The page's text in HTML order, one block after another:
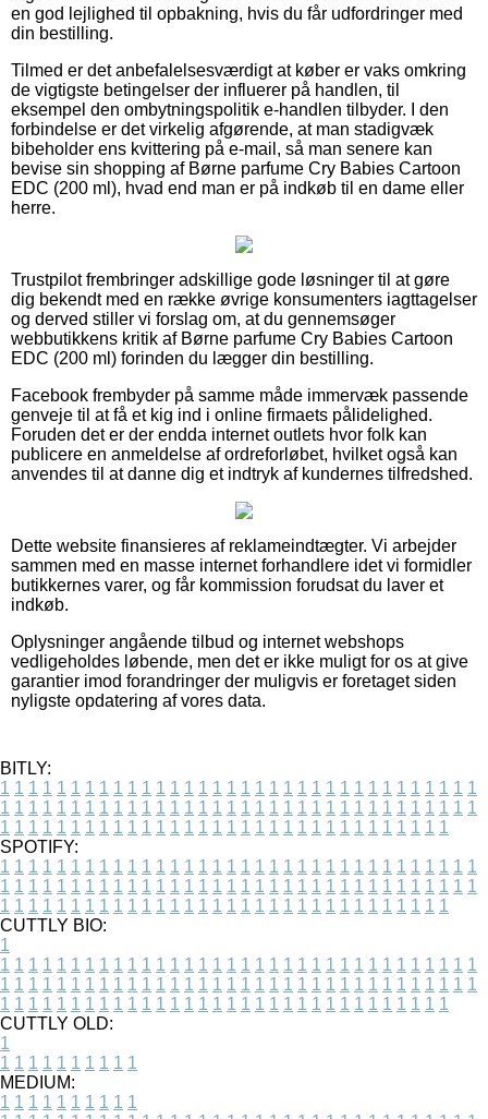
en god lejlighed til opbakning, hvis du får udfordringer med
din bestilling.
Tilmed er det anbefalelsesværdigt at køber er vaks omkring
de vigtigste betingelser der influerer på handlen, til
eksempel den ombytningspolitik e-handlen tilbyder. I den
forbindelse er det virkelig afgørende, at man stadigvæk
bibeholder ens kvittering på e-mail, så man senere kan
bevise sin shopping af Børne parfume Cry Babies Cartoon
EDC (200 ml), hvad end man er på indkøb til en dame eller
herre.
Trustpilot frembringer adskillige gode løsninger til at gøre
dig bekendt med en række øvrige konsumenters iagttagelser
og derved stiller vi forslag om, at du gennemsøger
webbutikkens kritik af Børne parfume Cry Babies Cartoon
EDC (200 ml) forinden du lægger din bestilling.
Facebook frembyder på samme måde immervæk passende
genveje til at få et kig ind i online firmaets pålidelighed.
Foruden det er der endda internet outlets hvor folk kan
publicere en anmeldelse af ordreforløbet, hvilket også kan
anvendes til at danne dig et indtryk af kundernes tilfredshed.
Dette website finansieres af reklameindtægter. Vi arbejder
sammen med en masse internet forhandlere idet vi formidler
butikkernes varer, og får kommission forudsat du laver et
indkøb.
Oplysninger angående tilbud og internet webshops
vedligeholdes løbende, men det er ikke muligt for os at give
garantier imod forandringer der muligvis er foretaget siden
nyligste opdatering af vores data.
BITLY:
1 1 1 1 1 1 1 1 1 1 1 1 1 1 1 1 1 1 1 1 1 1 1 1 1 1 1 1 1 1 1 1 1 1
1 1 1 1 1 1 1 1 1 1 1 1 1 1 1 1 1 1 1 1 1 1 1 1 1 1 1 1 1 1 1 1 1 1
1 1 1 1 1 1 1 1 1 1 1 1 1 1 1 1 1 1 1 1 1 1 1 1 1 1 1 1 1 1 1 1
SPOTIFY:
1 1 1 1 1 1 1 1 1 1 1 1 1 1 1 1 1 1 1 1 1 1 1 1 1 1 1 1 1 1 1 1 1 1
1 1 1 1 1 1 1 1 1 1 1 1 1 1 1 1 1 1 1 1 1 1 1 1 1 1 1 1 1 1 1 1 1 1
1 1 1 1 1 1 1 1 1 1 1 1 1 1 1 1 1 1 1 1 1 1 1 1 1 1 1 1 1 1 1 1
CUTTLY BIO:
1
1 1 1 1 1 1 1 1 1 1 1 1 1 1 1 1 1 1 1 1 1 1 1 1 1 1 1 1 1 1 1 1 1 1
1 1 1 1 1 1 1 1 1 1 1 1 1 1 1 1 1 1 1 1 1 1 1 1 1 1 1 1 1 1 1 1 1 1
1 1 1 1 1 1 1 1 1 1 1 1 1 1 1 1 1 1 1 1 1 1 1 1 1 1 1 1 1 1 1 1
CUTTLY OLD:
1
1 1 1 1 1 1 1 1 1 1
MEDIUM:
1 1 1 1 1 1 1 1 1 1